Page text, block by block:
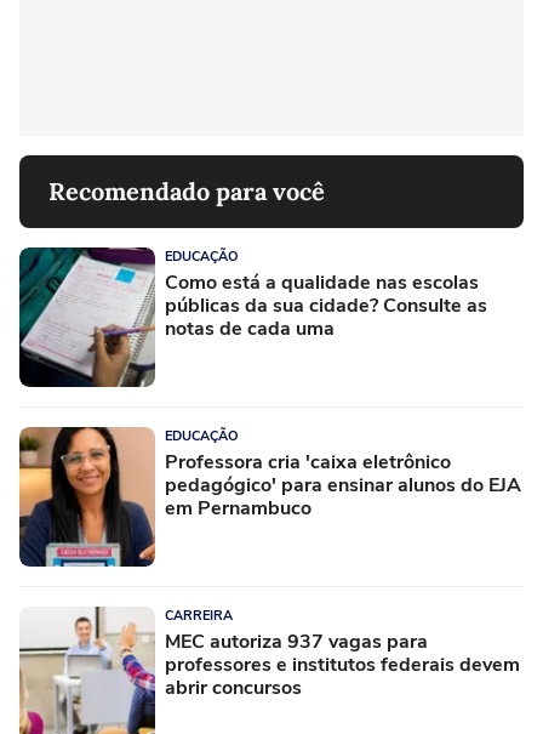
Recomendado para você
EDUCAÇÃO
Como está a qualidade nas escolas
públicas da sua cidade? Consulte as
notas de cada uma
EDUCAÇÃO
Professora cria 'caixa eletrônico
pedagógico' para ensinar alunos do EJA
em Pernambuco
CARREIRA
MEC autoriza 937 vagas para
professores e institutos federais devem
abrir concursos